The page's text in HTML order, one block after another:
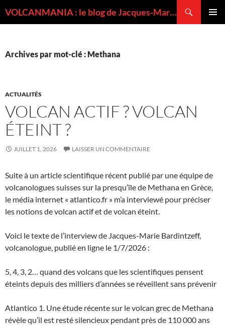
VOLCANMANIA : le blog de Jacques-Marie BARDINTZEFF, volcanologue
Archives par mot-clé : Methana
ACTUALITÉS
VOLCAN ACTIF ? VOLCAN
ÉTEINT ?
JUILLET 1, 2026 LAISSER UN COMMENTAIRE
Suite à un article scientifique récent publié par une équipe de
volcanologues suisses sur la presqu’île de Methana en Grèce,
le média internet « atlantico.fr » m’a interviewé pour préciser
les notions de volcan actif et de volcan éteint.
Voici le texte de l’interview de Jacques-Marie Bardintzeff,
volcanologue, publié en ligne le 1/7/2026 :
5, 4, 3, 2… quand des volcans que les scientifiques pensent
éteints depuis des milliers d’années se réveillent sans prévenir
Atlantico 1. Une étude récente sur le volcan grec de Methana
révèle qu’il est resté silencieux pendant près de 110 000 ans